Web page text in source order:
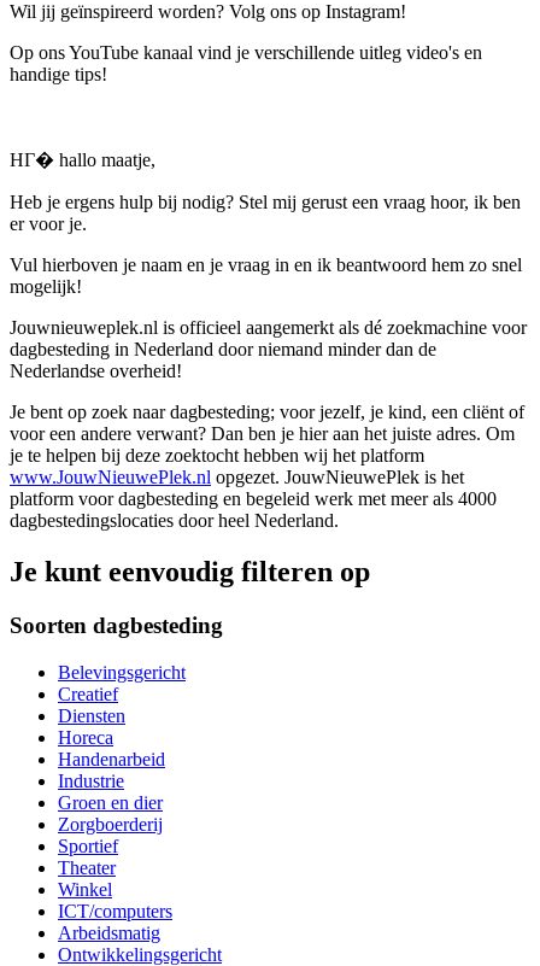
Wil jij geïnspireerd worden? Volg ons op Instagram!
Op ons YouTube kanaal vind je verschillende uitleg video's en
handige tips!
HГ� hallo maatje,
Heb je ergens hulp bij nodig? Stel mij gerust een vraag hoor, ik ben
er voor je.
Vul hierboven je naam en je vraag in en ik beantwoord hem zo snel
mogelijk!
Jouwnieuweplek.nl is officieel aangemerkt als dé zoekmachine voor
dagbesteding in Nederland door niemand minder dan de
Nederlandse overheid!
Je bent op zoek naar dagbesteding; voor jezelf, je kind, een cliënt of
voor een andere verwant? Dan ben je hier aan het juiste adres. Om
je te helpen bij deze zoektocht hebben wij het platform
www.JouwNieuwePlek.nl opgezet. JouwNieuwePlek is het
platform voor dagbesteding en begeleid werk met meer als 4000
dagbestedingslocaties door heel Nederland.
Je kunt eenvoudig filteren op
Soorten dagbesteding
Belevingsgericht
Creatief
Diensten
Horeca
Handenarbeid
Industrie
Groen en dier
Zorgboerderij
Sportief
Theater
Winkel
ICT/computers
Arbeidsmatig
Ontwikkelingsgericht